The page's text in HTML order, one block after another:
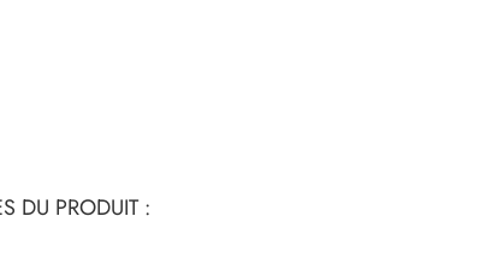
DU PRODUIT :